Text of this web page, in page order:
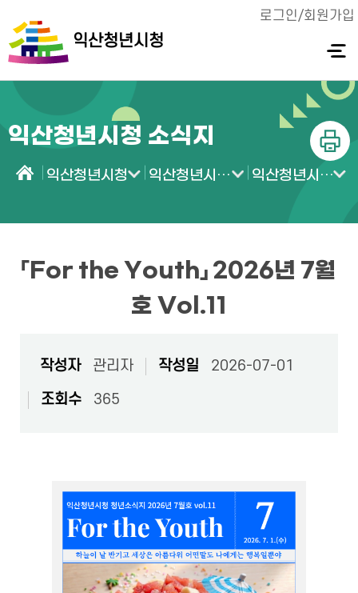
익산청년시청
로그인/회원가입
전체메
뉴 열기
익산청년시청 소식지
인쇄
익산청년시청 익산청년시청 소식 익산청년시청 소식지
「For the Youth」 2026년 7월
호 Vol.11
작성자 관리자 작성일
2026-07-01
조회수
365